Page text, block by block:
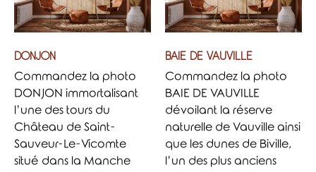
DONJON
Commandez la photo
DONJON immortalisant
l’une des tours du
Château de Saint-
Sauveur-Le-Vicomte
situé dans la Manche
BAIE DE VAUVILLE
Commandez la photo
BAIE DE VAUVILLE
dévoilant la réserve
naturelle de Vauville ainsi
que les dunes de Biville,
l’un des plus anciens